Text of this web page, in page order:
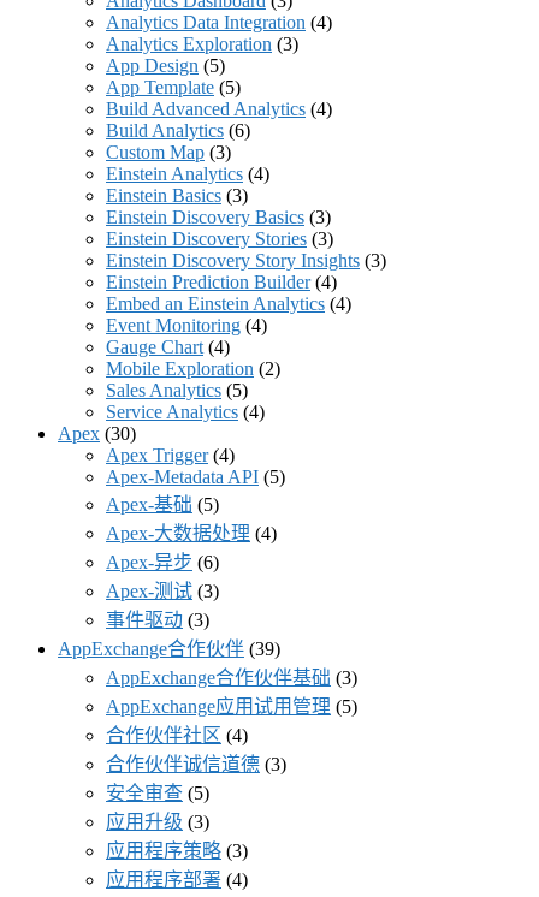
Analytics Data Integration (4)
Analytics Exploration (3)
App Design (5)
App Template (5)
Build Advanced Analytics (4)
Build Analytics (6)
Custom Map (3)
Einstein Analytics (4)
Einstein Basics (3)
Einstein Discovery Basics (3)
Einstein Discovery Stories (3)
Einstein Discovery Story Insights (3)
Einstein Prediction Builder(4)
Embed an Einstein Analytics (4)
Event Monitoring (4)
Gauge Chart (4)
Mobile Exploration (2)
Sales Analytics (5)
Service Analytics (4)
Apex (30)
Apex Trigger(4)
Apex-Metadata API (5)
Apex-基础 (5)
Apex-大数据处理 (4)
Apex-异步 (6)
Apex-测试 (3)
事件驱动 (3)
AppExchange合作伙伴 (39)
AppExchange合作伙伴基础 (3)
AppExchange应用试用管理 (5)
合作伙伴社区 (4)
合作伙伴诚信道德 (3)
安全审查 (5)
应用升级 (3)
应用程序策略 (3)
应用程序部署 (4)